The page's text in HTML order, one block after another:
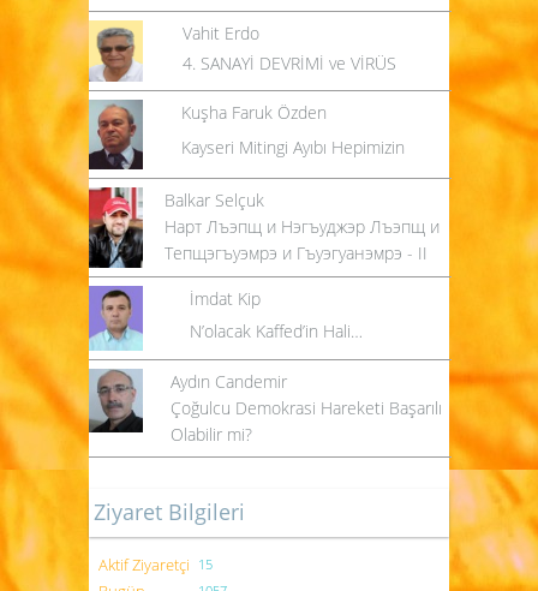
Vahit Erdo
4. SANAYİ DEVRİMİ ve VİRÜS
Kuşha Faruk Özden
Kayseri Mitingi Ayıbı Hepimizin
Balkar Selçuk
Нарт Лъэпщ и Нэгъуджэр Лъэпщ и
Тепщэгъуэмрэ и Гъуэгуанэмрэ - II
İmdat Kip
N’olacak Kaffed’in Hali…
Aydın Candemir
Çoğulcu Demokrasi Hareketi Başarılı
Olabilir mi?
Ziyaret Bilgileri
Aktif Ziyaretçi 15